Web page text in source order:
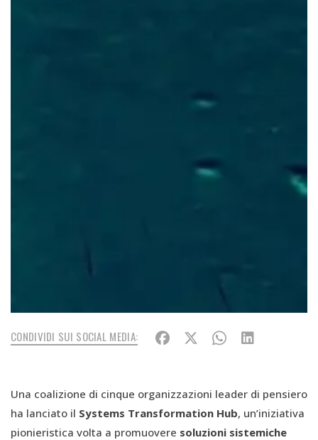
CONDIVIDI SUI SOCIAL MEDIA:
Una coalizione di cinque organizzazioni leader di pensiero
ha lanciato il Systems Transformation Hub, un’iniziativa
pionieristica volta a promuovere soluzioni sistemiche